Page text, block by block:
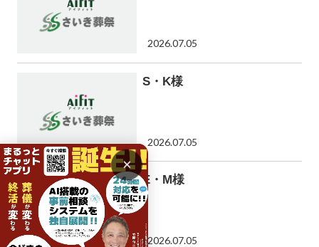
2026.07.05
S・K様
2026.07.05
E・M様
2026.07.05
×